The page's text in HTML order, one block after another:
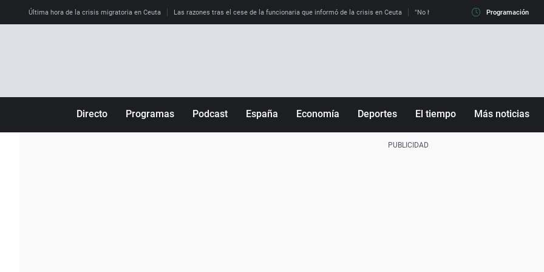
Última hora de la crisis migratoria en Ceuta Las razones tras el cese de la funcionaria que informó de la crisis en Ceuta "No hay mafias, que no nos engañen":
Programación
Directo Programas Podcast España Economía Deportes El tiempo Más noticias